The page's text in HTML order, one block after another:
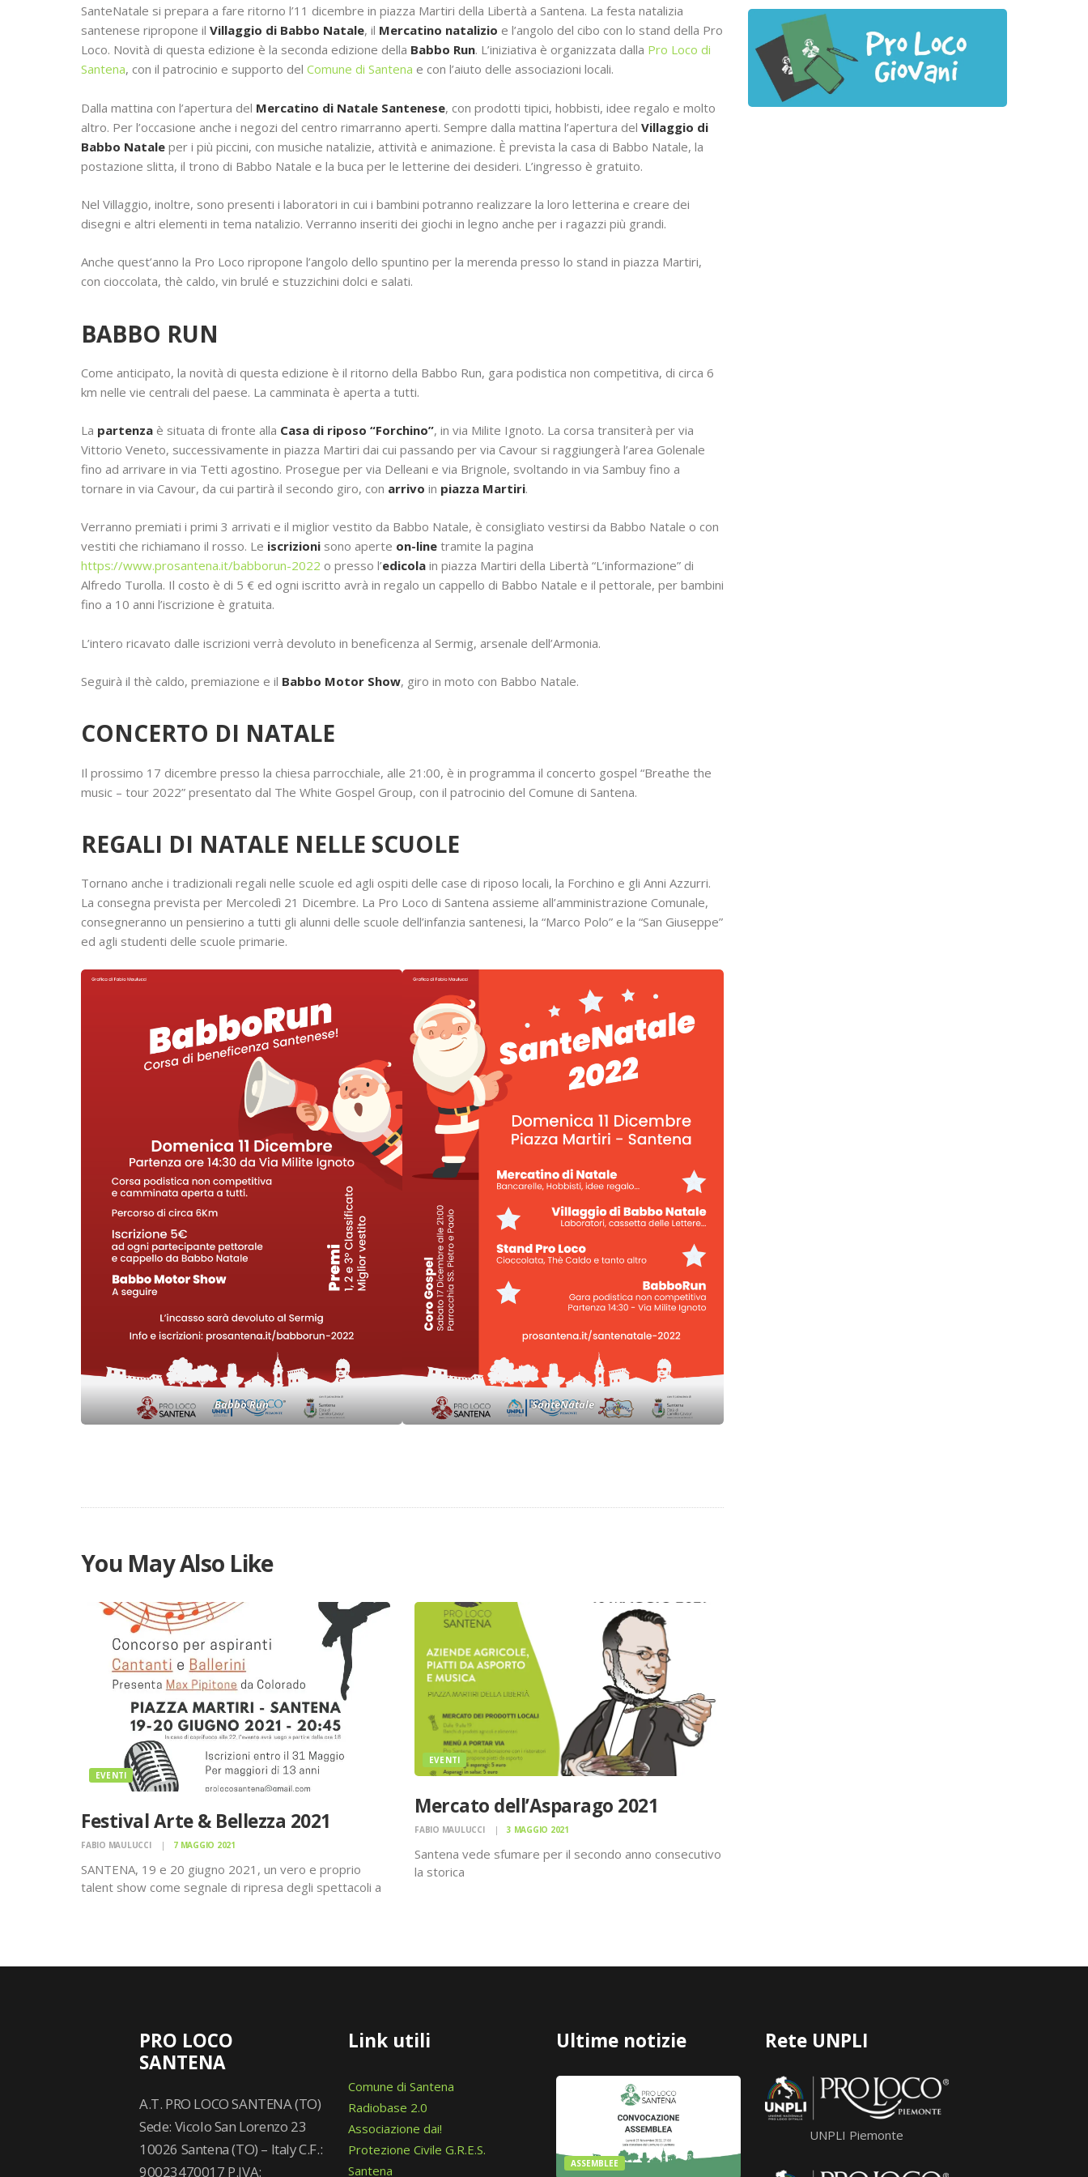
SanteNatale si prepara a fare ritorno l’11 dicembre in piazza Martiri della Libertà a Santena. La festa natalizia
santenese ripropone il Villaggio di Babbo Natale, il Mercatino natalizio e l’angolo del cibo con lo stand della Pro
Loco. Novità di questa edizione è la seconda edizione della Babbo Run. L’iniziativa è organizzata dalla Pro Loco di
Santena, con il patrocinio e supporto del Comune di Santena e con l’aiuto delle associazioni locali.
Dalla mattina con l’apertura del Mercatino di Natale Santenese, con prodotti tipici, hobbisti, idee regalo e molto
altro. Per l’occasione anche i negozi del centro rimarranno aperti. Sempre dalla mattina l’apertura del Villaggio di
Babbo Natale per i più piccini, con musiche natalizie, attività e animazione. È prevista la casa di Babbo Natale, la
postazione slitta, il trono di Babbo Natale e la buca per le letterine dei desideri. L’ingresso è gratuito.
Nel Villaggio, inoltre, sono presenti i laboratori in cui i bambini potranno realizzare la loro letterina e creare dei
disegni e altri elementi in tema natalizio. Verranno inseriti dei giochi in legno anche per i ragazzi più grandi.
Anche quest’anno la Pro Loco ripropone l’angolo dello spuntino per la merenda presso lo stand in piazza Martiri,
con cioccolata, thè caldo, vin brulé e stuzzichini dolci e salati.
BABBO RUN
Come anticipato, la novità di questa edizione è il ritorno della Babbo Run, gara podistica non competitiva, di circa 6
km nelle vie centrali del paese. La camminata è aperta a tutti.
La partenza è situata di fronte alla Casa di riposo “Forchino”, in via Milite Ignoto. La corsa transiterà per via
Vittorio Veneto, successivamente in piazza Martiri dai cui passando per via Cavour si raggiungerà l’area Golenale
fino ad arrivare in via Tetti agostino. Prosegue per via Delleani e via Brignole, svoltando in via Sambuy fino a
tornare in via Cavour, da cui partirà il secondo giro, con arrivo in piazza Martiri.
Verranno premiati i primi 3 arrivati e il miglior vestito da Babbo Natale, è consigliato vestirsi da Babbo Natale o con
vestiti che richiamano il rosso. Le iscrizioni sono aperte on-line tramite la pagina
https://www.prosantena.it/babborun-2022 o presso l’edicola in piazza Martiri della Libertà “L’informazione” di
Alfredo Turolla. Il costo è di 5 € ed ogni iscritto avrà in regalo un cappello di Babbo Natale e il pettorale, per bambini
fino a 10 anni l’iscrizione è gratuita.
L’intero ricavato dalle iscrizioni verrà devoluto in beneficenza al Sermig, arsenale dell’Armonia.
Seguirà il thè caldo, premiazione e il Babbo Motor Show, giro in moto con Babbo Natale.
CONCERTO DI NATALE
Il prossimo 17 dicembre presso la chiesa parrocchiale, alle 21:00, è in programma il concerto gospel “Breathe the
music – tour 2022” presentato dal The White Gospel Group, con il patrocinio del Comune di Santena.
REGALI DI NATALE NELLE SCUOLE
Tornano anche i tradizionali regali nelle scuole ed agli ospiti delle case di riposo locali, la Forchino e gli Anni Azzurri.
La consegna prevista per Mercoledì 21 Dicembre. La Pro Loco di Santena assieme all’amministrazione Comunale,
consegneranno un pensierino a tutti gli alunni delle scuole dell’infanzia santenesi, la “Marco Polo” e la “San Giuseppe”
ed agli studenti delle scuole primarie.
Babbo Run SanteNatale
You May Also Like
EVENTI
Festival Arte & Bellezza 2021
FABIO MAULUCCI 7 MAGGIO 2021
SANTENA, 19 e 20 giugno 2021, un vero e proprio
talent show come segnale di ripresa degli spettacoli a
EVENTI
Mercato dell’Asparago 2021
FABIO MAULUCCI 3 MAGGIO 2021
Santena vede sfumare per il secondo anno consecutivo
la storica
Pianalto.
PRO LOCO
SANTENA
A.T. PRO LOCO SANTENA (TO)
Sede: Vicolo San Lorenzo 23
10026 Santena (TO) – Italy C.F.:
90023470017 P.IVA:
Link utili
Comune di Santena
Radiobase 2.0
Associazione dai!
Protezione Civile G.R.E.S.
Santena
Ultime notizie
ASSEMBLEE
Rete UNPLI
UNPLI Piemonte